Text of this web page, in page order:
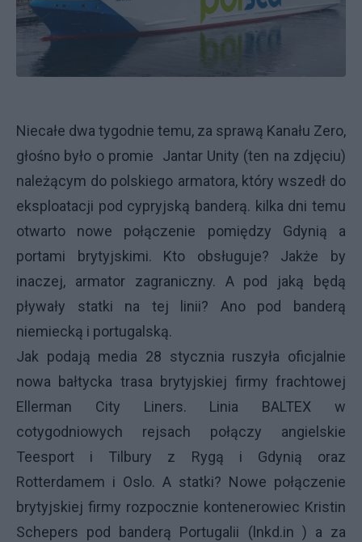
Niecałe dwa tygodnie temu, za sprawą Kanału Zero,
głośno było o promie Jantar Unity (ten na zdjęciu)
należącym do polskiego armatora, który wszedł do
eksploatacji pod cypryjską banderą. kilka dni temu
otwarto nowe połączenie pomiędzy Gdynią a
portami brytyjskimi. Kto obsługuje? Jakże by
inaczej, armator zagraniczny. A pod jaką będą
pływały statki na tej linii? Ano pod banderą
niemiecką i portugalską.
Jak podają media 28 stycznia ruszyła oficjalnie
nowa bałtycka trasa brytyjskiej firmy frachtowej
Ellerman City Liners. Linia BALTEX w
cotygodniowych rejsach połączy angielskie
Teesport i Tilbury z Rygą i Gdynią oraz
Rotterdamem i Oslo. A statki? Nowe połączenie
brytyjskiej firmy rozpocznie kontenerowiec Kristin
Schepers pod banderą Portugalii (lnkd.in ) a za